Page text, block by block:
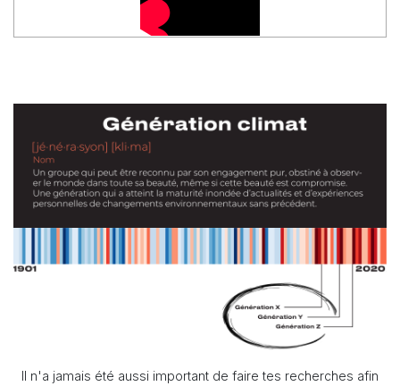
Il n'a jamais été aussi important de faire tes recherches afin